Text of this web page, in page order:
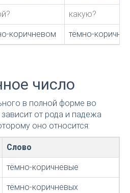
какую?
коричневом тёмно-
число
в полной форме во
от рода и падежа
оно относится:
Слово
тёмно-коричневые
тёмно-коричневых